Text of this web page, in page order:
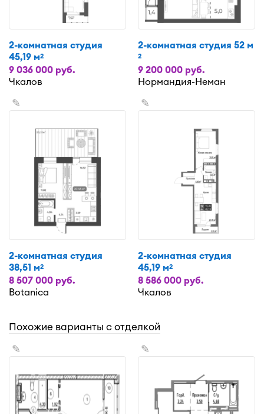
2-комнатная студия
45,19 м2
9 036 000 руб.
Чкалов
2-комнатная студия 52 м
2
9 200 000 руб.
Нормандия-Неман
✎
2-комнатная студия
38,51 м2
8 507 000 руб.
Botanica
✎
2-комнатная студия
45,19 м2
8 586 000 руб.
Чкалов
Похожие варианты с отделкой
✎ ✎